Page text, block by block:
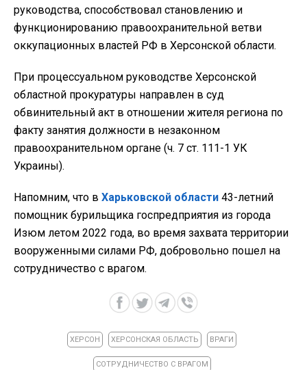
руководства, способствовал становлению и
функционированию правоохранительной ветви
оккупационных властей РФ в Херсонской области.
При процессуальном руководстве Херсонской
областной прокуратуры направлен в суд
обвинительный акт в отношении жителя региона по
факту занятия должности в незаконном
правоохранительном органе (ч. 7 ст. 111-1 УК
Украины).
Напомним, что в Харьковской области 43-летний
помощник бурильщика госпредприятия из города
Изюм летом 2022 года, во время захвата территории
вооруженными силами РФ, добровольно пошел на
сотрудничество с врагом.
ХЕРСОН ХЕРСОНСКАЯ ОБЛАСТЬ ВРАГИ
СОТРУДНИЧЕСТВО С ВРАГОМ